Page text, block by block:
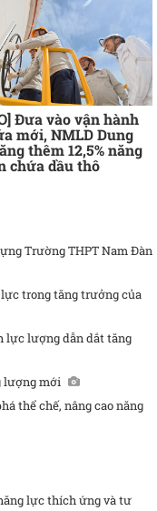
Đưa vào vận hành
mới, NMLD Dung
thêm 12,5% năng
chứa dầu thô
Trường THPT Nam Đàn
trong tăng trưởng của
lực lượng dẫn dắt tăng
lượng mới
thể chế, nâng cao năng
lực thích ứng và tư